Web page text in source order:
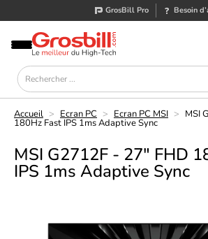
GrosBill Pro Besoin
Accueil > Ecran PC > Ecran PC MSI > MSI
180Hz Fast IPS 1ms Adaptive Sync
MSI G2712F - 27" FHD
IPS 1ms Adaptive Sync